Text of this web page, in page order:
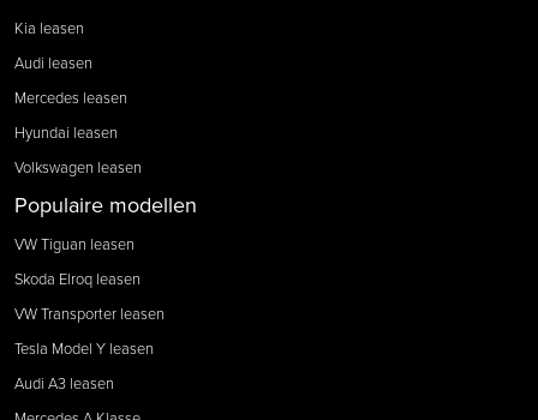
Kia leasen
Audi leasen
Mercedes leasen
Hyundai leasen
Volkswagen leasen
Populaire modellen
VW Tiguan leasen
Skoda Elroq leasen
VW Transporter leasen
Tesla Model Y leasen
Audi A3 leasen